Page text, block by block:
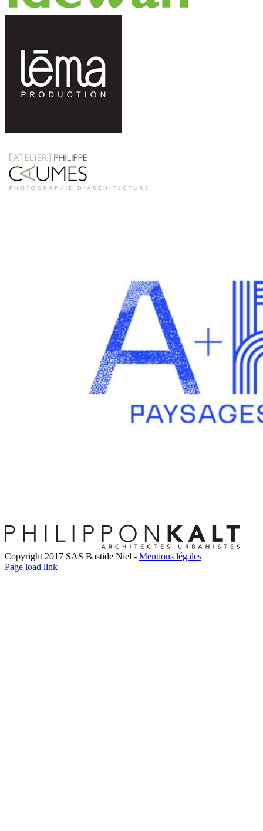
Copyright 2017 SAS Bastide Niel - Mentions légales
Facebook
Twitter
LinkedIn
Instagram
Pinterest
Page load link